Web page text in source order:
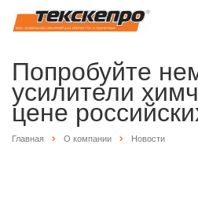
Попробуйте
усилители
цене
Главная О компании Новости